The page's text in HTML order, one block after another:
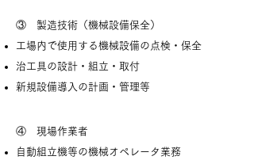
③ 製造技術（機械設備保全）
工場内で使用する機械設備の点検・保全
治工具の設計・組立・取付
新規設備導入の計画・管理等
④ 現場作業者
自動組立機等の機械オペレータ業務